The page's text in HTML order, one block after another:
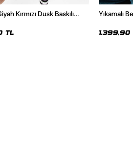
Kırmızı Dusk Baskılı
TL
Yıkamalı
1.399,90